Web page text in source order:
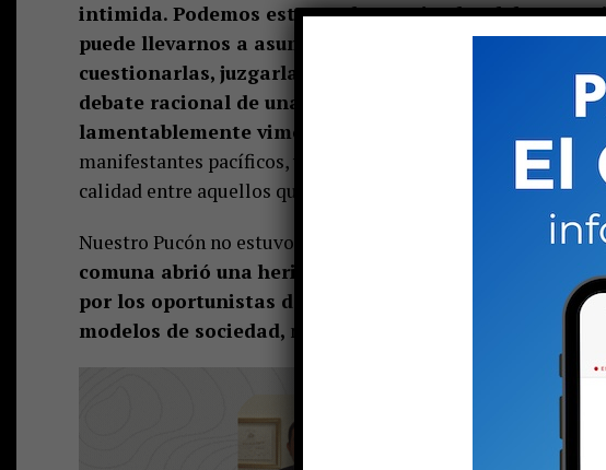
intimida. Podemos estar en las antípodas del
puede llevarnos a asumir posiciones beligerantes.
cuestionarlas, juzgarlas y por qué no, atacarlas
debate racional de una sociedad, pero no podemos
lamentablemente vimos abundante este año.
manifestantes pacíficos, violencia contra el que piensa
calidad entre aquellos que buscaban dirigir el país. Por favor,
Nuestro Pucón no estuvo exento de divisiones, un conflicto
comuna abrió una herida que no habíamos visto
por los oportunistas de siempre que buscan obtener
modelos de sociedad, modelo social en donde la división